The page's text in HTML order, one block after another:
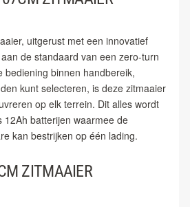
uitgerust met een innovatief
de standaard van een zero-turn
bediening binnen handbereik,
kunt selecteren, is deze zitmaaier
op elk terrein. Dit alles wordt
12Ah batterijen waarmee de
kan bestrijken op één lading.
ZITMAAIER